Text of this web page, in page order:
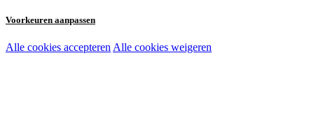
Voorkeuren aanpassen
Noodzakelijke cookies:
Alle cookies accepteren Alle cookies weigeren